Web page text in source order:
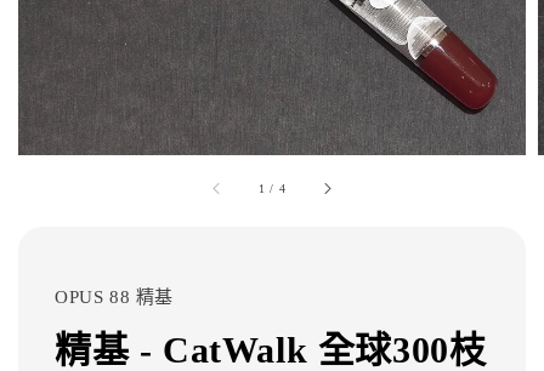
1 / 4
OPUS 88 精基
精基 - CatWalk 全球300枝